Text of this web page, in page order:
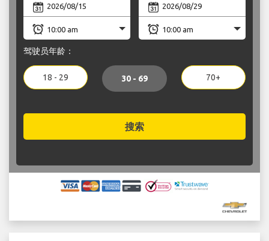
驾驶员年龄：
18 - 29 30 - 69 70+
搜索